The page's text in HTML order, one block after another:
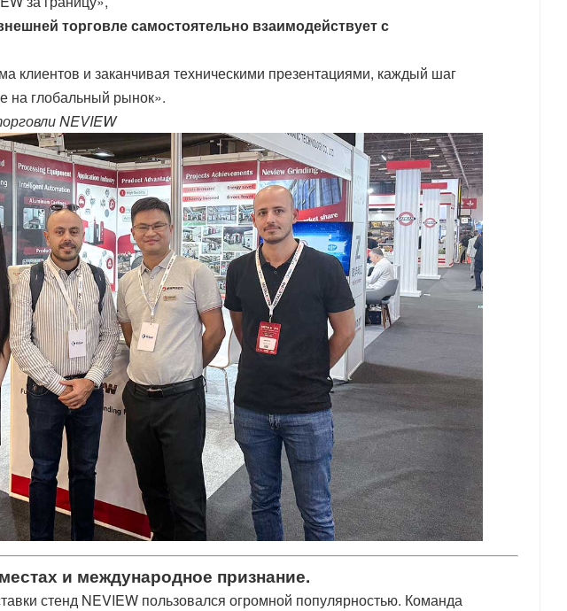
торговле самостоятельно взаимодействует с
клиентов и заканчивая техническими презентациями, каждый шаг
на глобальный рынок».
NEVIEW
и ​​международное признание.
стенд NEVIEW пользовался огромной популярностью. Команда